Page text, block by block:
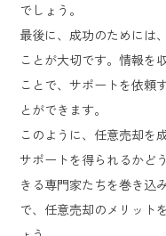
でしょう。
最後に、成功のためには
ことが大切です。情報を
ことで、サポートを依頼
とができます。
このように、任意売却を
サポートを得られるかど
きる専門家たちを巻き込
で、任意売却のメリット